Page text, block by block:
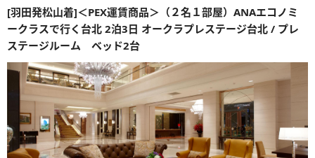
[羽田発松山着]＜PEX運賃商品＞（２名１部屋）ANAエコノミ
ークラスで行く台北 2泊3日 オークラプレステージ台北 / プレ
ステージルーム ベッド2台